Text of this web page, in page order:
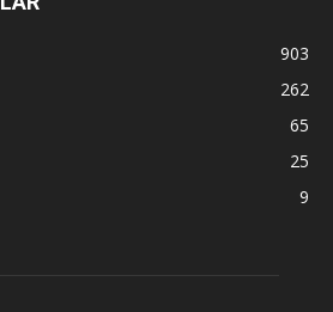
903
262
65
25
9